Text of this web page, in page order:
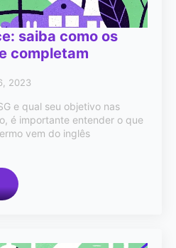
saiba como os
completam
2023
e qual seu objetivo nas
é importante entender o que
vem do inglês